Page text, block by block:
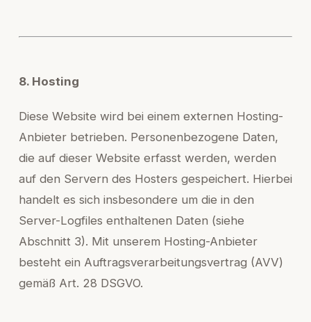
8. Hosting
Diese Website wird bei einem externen Hosting-
Anbieter betrieben. Personenbezogene Daten,
die auf dieser Website erfasst werden, werden
auf den Servern des Hosters gespeichert. Hierbei
handelt es sich insbesondere um die in den
Server-Logfiles enthaltenen Daten (siehe
Abschnitt 3). Mit unserem Hosting-Anbieter
besteht ein Auftragsverarbeitungsvertrag (AVV)
gemäß Art. 28 DSGVO.